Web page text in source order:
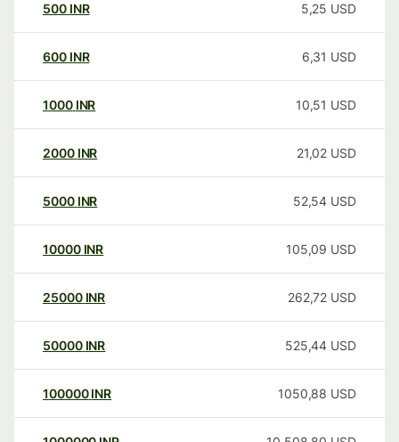
500 INR 5,25 USD
600 INR 6,31 USD
1000 INR 10,51 USD
2000 INR 21,02 USD
5000 INR 52,54 USD
10000 INR 105,09 USD
25000 INR 262,72 USD
50000 INR 525,44 USD
100000 INR 1050,88 USD